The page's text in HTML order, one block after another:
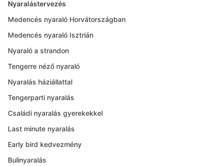
Nyaralástervezés
Medencés nyaraló Horvátországban
Medencés nyaraló Isztrián
Nyaraló a strandon
Tengerre néző nyaraló
Nyaralás háziállattal
Tengerparti nyaralás
Családi nyaralás gyerekekkel
Last minute nyaralás
Early bird kedvezmény
Bulinyaralás